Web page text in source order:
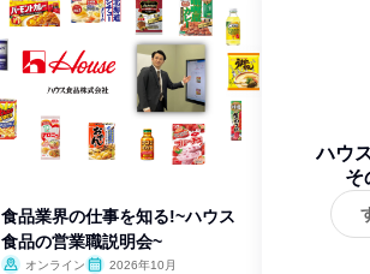
食品業界の仕事を知る!~ハウス
食品の営業職説明会~
オンライン
2026年10月
ハウ
そ